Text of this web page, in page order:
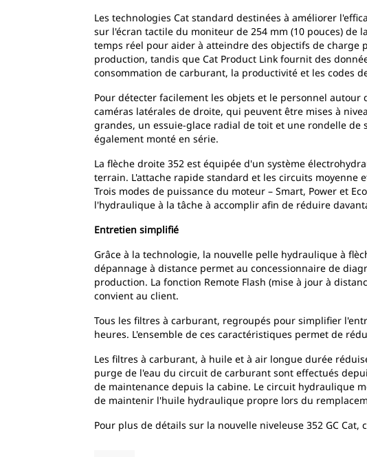
Les technologies Cat standard destinées à améliorer
sur l'écran tactile du moniteur de 254 mm (10 pouces) de
temps réel pour aider à atteindre des objectifs de charge
production, tandis que Cat Product Link fournit des
consommation de carburant, la productivité et les codes
Pour détecter facilement les objets et le personnel
caméras latérales de droite, qui peuvent être mises à
grandes, un essuie-glace radial de toit et une rondelle
également monté en série.
La flèche droite 352 est équipée d'un système
terrain. L'attache rapide standard et les circuits moyenne
Trois modes de puissance du moteur – Smart, Power et
l'hydraulique à la tâche à accomplir afin de réduire
Entretien simplifié
Grâce à la technologie, la nouvelle pelle hydraulique à
dépannage à distance permet au concessionnaire de
production. La fonction Remote Flash (mise à jour à
convient au client.
Tous les filtres à carburant, regroupés pour simplifier
heures. L'ensemble de ces caractéristiques permet de
Les filtres à carburant, à huile et à air longue durée
purge de l'eau du circuit de carburant sont effectués
de maintenance depuis la cabine. Le circuit hydraulique
de maintenir l'huile hydraulique propre lors du
Pour plus de détails sur la nouvelle niveleuse 352 GC